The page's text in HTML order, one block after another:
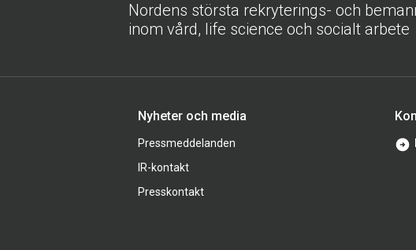
Nordens största rekryterings- och
inom vård, life science och socialt arbete
Nyheter och media
Pressmeddelanden
IR-kontakt
Presskontakt